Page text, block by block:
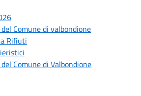
Comune di valbondione
Rifiuti
Comune di Valbondione